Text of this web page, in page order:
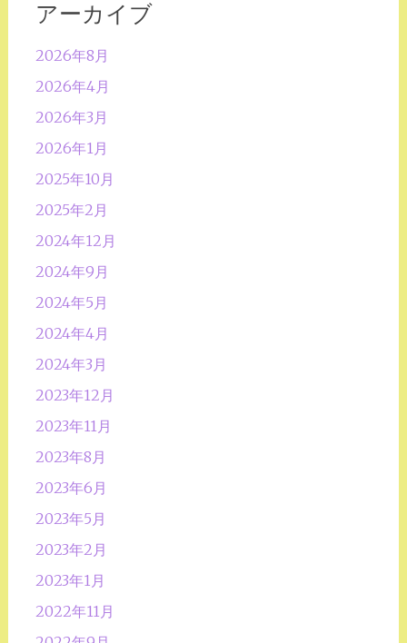
アーカイブ
2026年8月
2026年4月
2026年3月
2026年1月
2025年10月
2025年2月
2024年12月
2024年9月
2024年5月
2024年4月
2024年3月
2023年12月
2023年11月
2023年8月
2023年6月
2023年5月
2023年2月
2023年1月
2022年11月